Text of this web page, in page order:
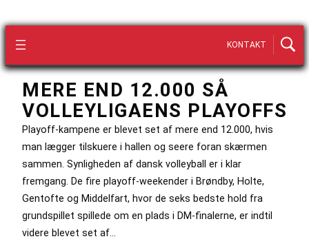
KONTAKT
MERE END 12.000 SÅ
VOLLEYLIGAENS PLAYOFFS
Playoff-kampene er blevet set af mere end 12.000, hvis
man lægger tilskuere i hallen og seere foran skærmen
sammen. Synligheden af dansk volleyball er i klar
fremgang. De fire playoff-weekender i Brøndby, Holte,
Gentofte og Middelfart, hvor de seks bedste hold fra
grundspillet spillede om en plads i DM-finalerne, er indtil
videre blevet set af…